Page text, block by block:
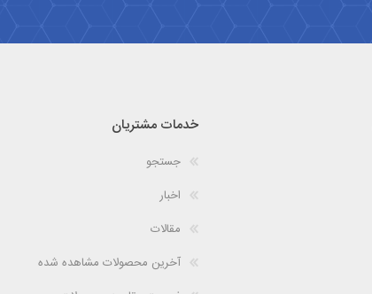
خدمات مشتریان
جستجو
اخبار
مقالات
آخرین محصولات مشاهده شده